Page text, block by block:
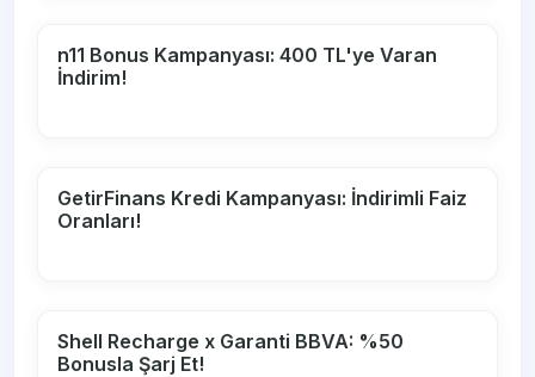
n11 Bonus Kampanyası: 400 TL'ye Varan
İndirim!
GetirFinans Kredi Kampanyası: İndirimli Faiz
Oranları!
Shell Recharge x Garanti BBVA: %50
Bonusla Şarj Et!